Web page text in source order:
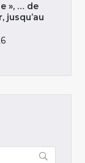
», … de
jusqu’au